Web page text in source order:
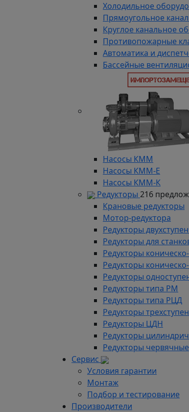
Холодильное
Прямоугольное
Круглое канальное
Противопожарные
Автоматика и
Бассейные
Насосы КММ
Насосы КММ-Е
Насосы КММ-К
Редукторы 216
Крановые редукторы
Мотор-редуктора
Редукторы
Редукторы для
Редукторы
Редукторы
Редукторы
Редукторы типа РМ
Редукторы типа РЦД
Редукторы
Редукторы ЦДН
Редукторы
Редукторы червячные
Сервис
Условия гарантии
Монтаж
Подбор и тестирование
Производители